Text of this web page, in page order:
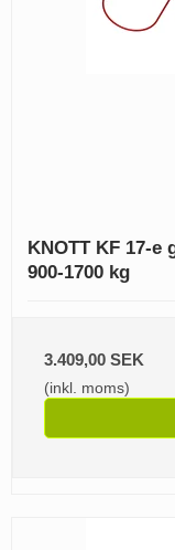
KNOTT KF 17-
900-1700 kg
3.409,00 SEK
(inkl. moms)